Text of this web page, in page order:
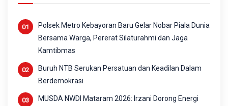
Polsek Metro Kebayoran Baru Gelar Nobar Piala Dunia
Bersama Warga, Pererat Silaturahmi dan Jaga
Kamtibmas
Buruh NTB Serukan Persatuan dan Keadilan Dalam
Berdemokrasi
MUSDA NWDI Mataram 2026: Irzani Dorong Energi